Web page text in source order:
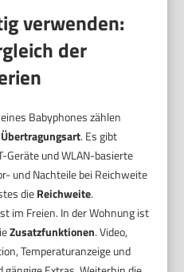
verwenden:
der
Babyphones zählen
Übertragungsart. Es gibt
Geräte und WLAN-basierte
und Nachteile bei Reichweite
dieReichweite.
im Freien. In der Wohnung ist
Zusatzfunktionen. Video,
Temperaturanzeige und